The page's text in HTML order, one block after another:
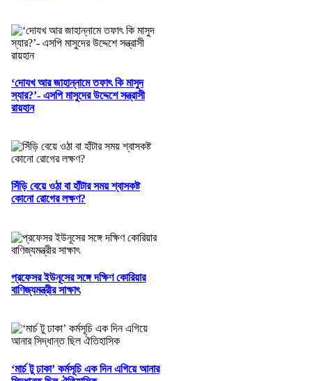
‘দোযখ আর জাহান্নামে তফাৎ কি মাসুদ
স্যার?’- এসপি মাসুদের উদ্দেশে সন্ত্রাসী
রায়হান
সিঁড়ি বেয়ে ওঠা বা হাঁটার সময় শ্বাসকষ্ট
কোনো রোগের লক্ষণ?
প্রফেসর ইউনূসের সঙ্গে দক্ষিণ কোরিয়ার
বাণিজ্যমন্ত্রীর সাক্ষাৎ
‘মার্চ টু ঢাকা’ কর্মসূচি এক দিন এগিয়ে আনার